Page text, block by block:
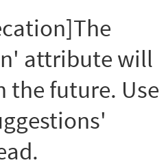
attribute will
the future. Use